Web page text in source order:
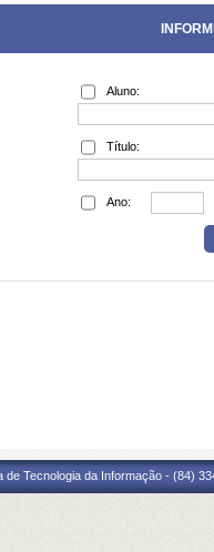
Aluno:
Título:
Ano:
de Tecnologia da Informação - (84)